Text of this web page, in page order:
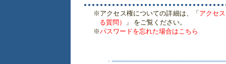
※アクセス権についての詳細は、「 アクセ
る質問）
」 をご覧ください。
※パスワードを忘れた場合はこちら